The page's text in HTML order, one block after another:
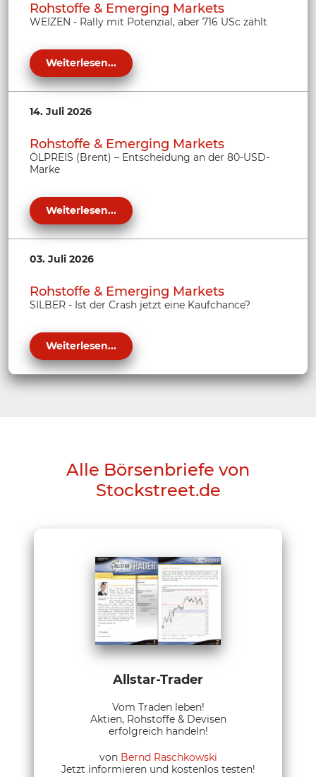
Rohstoffe & Emerging Markets
WEIZEN - Rally mit Potenzial, aber 716 USc zählt
Weiterlesen...
14. Juli 2026
Rohstoffe & Emerging Markets
ÖLPREIS (Brent) – Entscheidung an der 80-USD-
Marke
Weiterlesen...
03. Juli 2026
Rohstoffe & Emerging Markets
SILBER - Ist der Crash jetzt eine Kaufchance?
Weiterlesen...
Alle Börsenbriefe von
Stockstreet.de
Allstar-Trader
Vom Traden leben!
Aktien, Rohstoffe & Devisen
erfolgreich handeln!
von Bernd Raschkowski
Jetzt informieren und kostenlos testen!